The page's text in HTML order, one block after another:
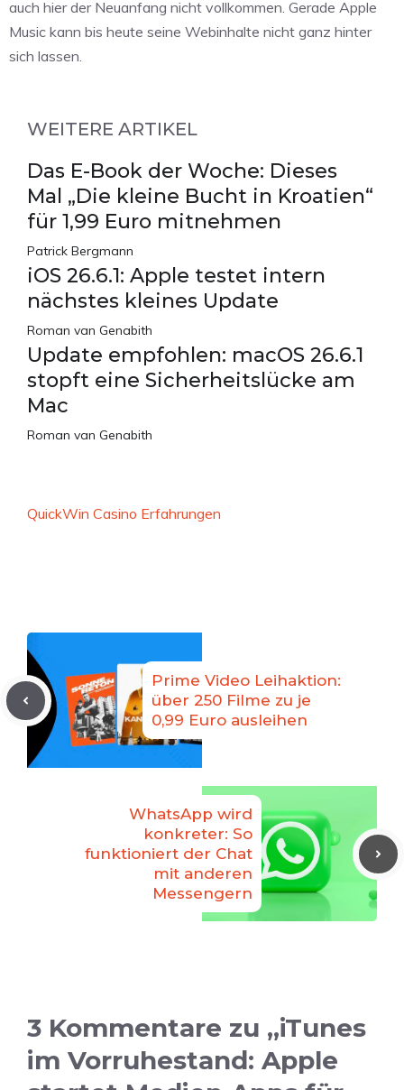
auch hier der Neuanfang nicht vollkommen. Gerade Apple
Music kann bis heute seine Webinhalte nicht ganz hinter
sich lassen.
WEITERE ARTIKEL
Das E-Book der Woche: Dieses
Mal „Die kleine Bucht in Kroatien“
für 1,99 Euro mitnehmen
Patrick Bergmann
iOS 26.6.1: Apple testet intern
nächstes kleines Update
Roman van Genabith
Update empfohlen: macOS 26.6.1
stopft eine Sicherheitslücke am
Mac
Roman van Genabith
QuickWin Casino Erfahrungen
Prime Video Leihaktion:
über 250 Filme zu je
0,99 Euro ausleihen
WhatsApp wird
konkreter: So
funktioniert der Chat
mit anderen
Messengern
3 Kommentare zu „iTunes
im Vorruhestand: Apple